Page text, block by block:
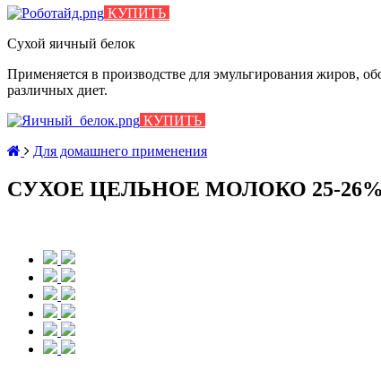
КУПИТЬ
Сухой яичный белок
Применяется в производстве для эмульгирования
различных диет.
КУПИТЬ
Для домашнего применения
СУХОЕ ЦЕЛЬНОЕ МОЛОКО 25-26%